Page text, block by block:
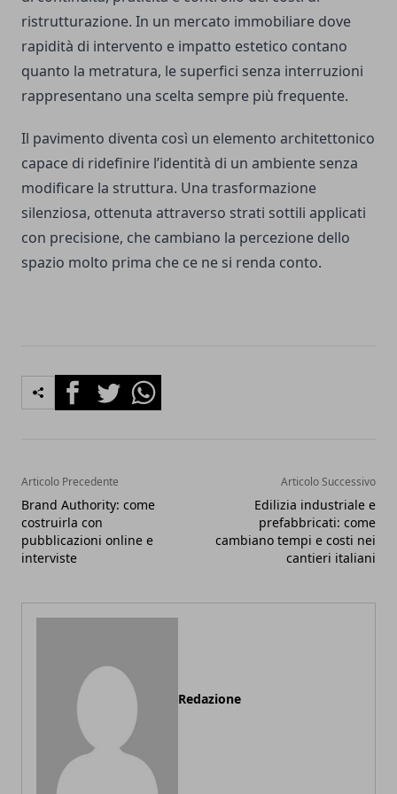
ristrutturazione. In un mercato immobiliare dove
rapidità di intervento e impatto estetico contano
quanto la metratura, le superfici senza interruzioni
rappresentano una scelta sempre più frequente.
Il pavimento diventa così un elemento architettonico
capace di ridefinire l’identità di un ambiente senza
modificare la struttura. Una trasformazione
silenziosa, ottenuta attraverso strati sottili applicati
con precisione, che cambiano la percezione dello
spazio molto prima che ce ne si renda conto.
FacebookTwitterWhatsapp
Articolo Precedente
Brand Authority: come
costruirla con
pubblicazioni online e
interviste
Articolo Successivo
Edilizia industriale e
prefabbricati: come
cambiano tempi e costi nei
cantieri italiani
Redazione